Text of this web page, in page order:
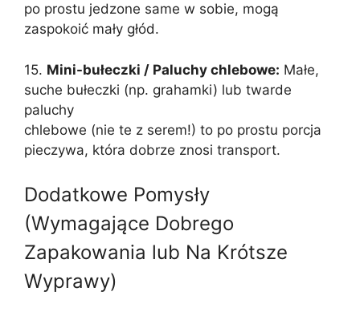
po prostu jedzone same w sobie, mogą
zaspokoić mały głód.
15. Mini-bułeczki / Paluchy chlebowe: Małe,
suche bułeczki (np. grahamki) lub twarde
paluchy
chlebowe (nie te z serem!) to po prostu porcja
pieczywa, która dobrze znosi transport.
Dodatkowe Pomysły
(Wymagające Dobrego
Zapakowania lub Na Krótsze
Wyprawy)